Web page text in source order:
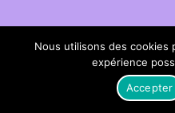
Nous utilisons des cookies
expérience
Accepter